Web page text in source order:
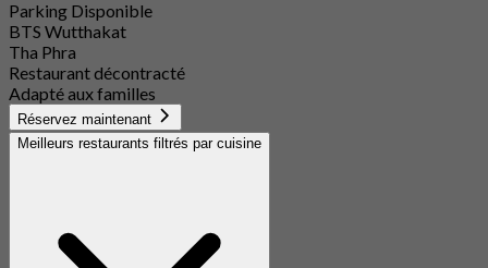
Parking Disponible
BTS Wutthakat
Tha Phra
Restaurant décontracté
Adapté aux familles
Réservez maintenant
Meilleurs restaurants filtrés par cuisine